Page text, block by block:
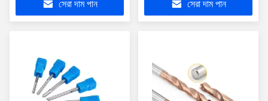
সেরা দাম পান
সেরা দাম পান